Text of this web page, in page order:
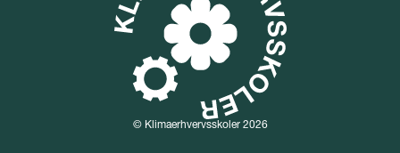
© Klimaerhvervsskoler 2026